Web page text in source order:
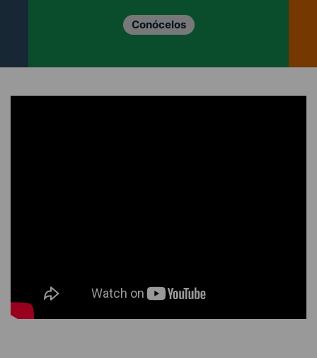
Conócelos